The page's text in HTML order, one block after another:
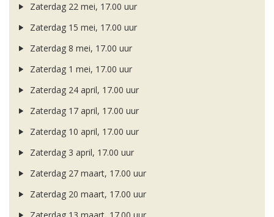
Zaterdag 22 mei, 17.00 uur
Zaterdag 15 mei, 17.00 uur
Zaterdag 8 mei, 17.00 uur
Zaterdag 1 mei, 17.00 uur
Zaterdag 24 april, 17.00 uur
Zaterdag 17 april, 17.00 uur
Zaterdag 10 april, 17.00 uur
Zaterdag 3 april, 17.00 uur
Zaterdag 27 maart, 17.00 uur
Zaterdag 20 maart, 17.00 uur